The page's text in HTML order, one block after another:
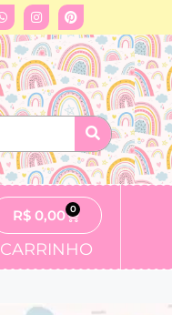
R$ 0,00 0
CARRINHO